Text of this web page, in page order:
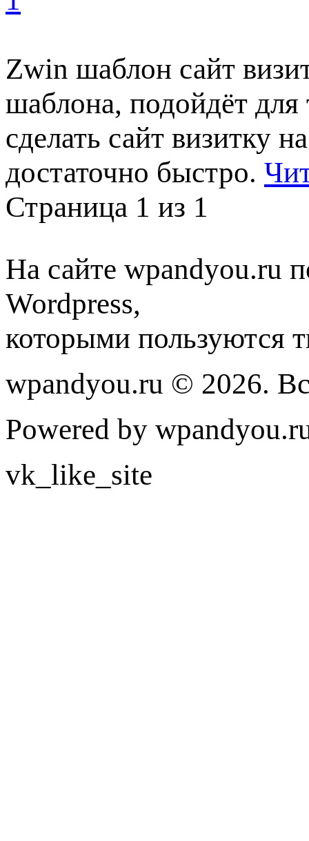
Zwin шаблон сайт
шаблона, подойдёт для
сделать сайт визитку
достаточно быстро.
Страница 1 из 1
На сайте wpandyou.ru
Wordpress,
которыми пользуются
wpandyou.ru © 2026.
Powered by
vk_like_site